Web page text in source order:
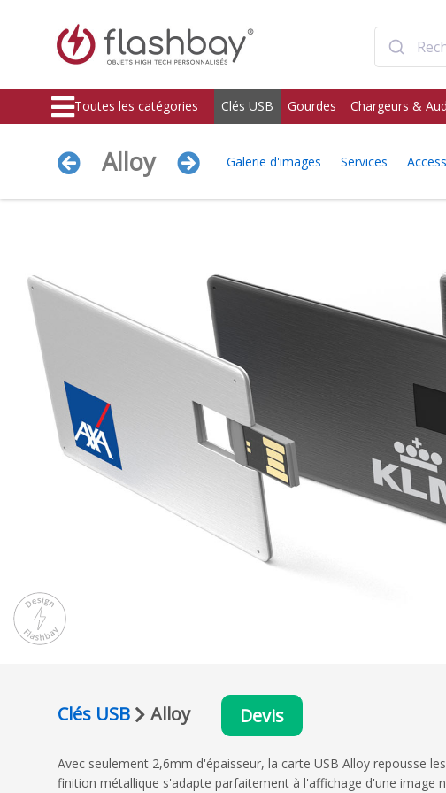
Toutes les catégories Clés USB Gourdes Chargeurs &
Alloy Galerie d'images Services
Clés USB Alloy Devis
Avec seulement 2,6mm d'épaisseur, la carte USB Alloy repousse
finition métallique s'adapte parfaitement à l'affichage d'une image